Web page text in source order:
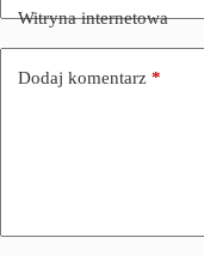
Witryna internetowa
Dodaj komentarz *